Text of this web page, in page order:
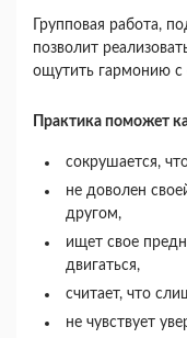
Групповая работа,
позволит
ощутить гармонию
Практика поможет
сокрушается,
не доволен
другом,
ищет свое
двигаться,
считает, что
не чувствует